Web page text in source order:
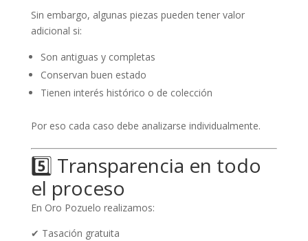
Sin embargo, algunas piezas pueden tener valor
adicional si:
Son antiguas y completas
Conservan buen estado
Tienen interés histórico o de colección
Por eso cada caso debe analizarse individualmente.
5️⃣ Transparencia en todo
el proceso
En Oro Pozuelo realizamos:
✔ Tasación gratuita